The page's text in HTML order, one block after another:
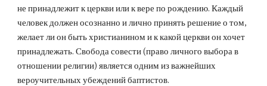
не принадлежит к церкви или к вере по рождению. Каждый
человек должен осознанно и лично принять решение о том,
желает ли он быть христианином и к какой церкви он хочет
принадлежать. Свобода совести (право личного выбора в
отношении религии) является одним из важнейших
вероучительных убеждений баптистов.